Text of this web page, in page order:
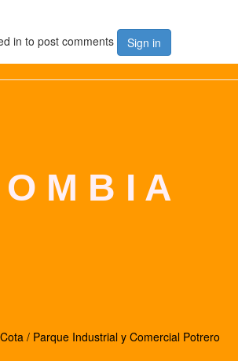
in to post comments Sign in
M B I A
/ Parque Industrial y Comercial Potrero